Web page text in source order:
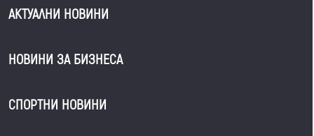
АКТУАЛНИ НОВИНИ
НОВИНИ ЗА БИЗНЕСА
СПОРТНИ НОВИНИ